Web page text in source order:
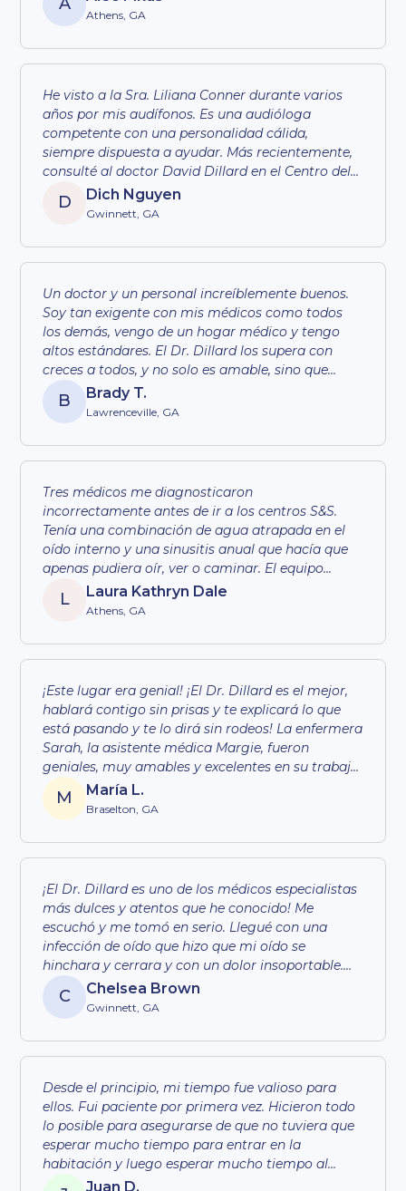
médico del sueño más dulce y compasivo.
Athens, GA
He visto a la Sra. Liliana Conner durante varios
años por mis audífonos. Es una audióloga
competente con una personalidad cálida,
siempre dispuesta a ayudar. Más recientemente,
consulté al doctor David Dillard en el Centro del
Sueño y la Sinusitis por mi otro problema
otorrinolaringológico. La oficina está bien
capacitado y educado. El doctor Dillard es
agradable y amable, muestra preocupación y
empatía. Tiene una gran experiencia en su propio
campo e hizo un gran trabajo. Lo recomiendo
encarecidamente a cualquier persona con
problemas de oído, nariz y garganta.
D Dich Nguyen
Gwinnett, GA
Un doctor y un personal increíblemente buenos.
Soy tan exigente con mis médicos como todos
los demás, vengo de un hogar médico y tengo
altos estándares. El Dr. Dillard los supera con
creces a todos, y no solo es amable, sino que
probablemente sea un genio en sí mismo. Lo
aprecio de verdad. Oh, cada persona de su
personal ha sido muy amable. Incluso
conversando amablemente mientras esperas.
Muy profesional y amable. Apreciado.
B Brady T.
Lawrenceville, GA
Tres médicos me diagnosticaron
incorrectamente antes de ir a los centros S&S.
Tenía una combinación de agua atrapada en el
oído interno y una sinusitis anual que hacía que
apenas pudiera oír, ver o caminar. El equipo
escuchó de inmediato mis problemas, me
diagnosticó adecuadamente y me ayudó a
raíz del problema (mis alergias). Si bien ha sido
todo un camino hacia la recuperación, estoy más
que agradecido al personal y al Dr. Dillard por
garantizar que me recuperé por completo. Si está
buscando personas que lo escuchen y lo apoyen
en cada paso del proceso, este es el equipo que
desea.
L Laura Kathryn Dale
Athens, GA
¡Este lugar era genial! ¡El Dr. Dillard es el mejor,
hablará contigo sin prisas y te explicará lo que
está pasando y te lo dirá sin rodeos! La enfermera
Sarah, la asistente médica Margie, fueron
geniales, muy amables y excelentes en su trabajo,
incluido el Dr. Dillard. Mi esposo acaba de ser
operado, esta es su cuarta cirugía sinusal, pero la
segunda vez en este centro. Agradezco a todo el
personal, muy amable y amable, ¡y hacen su
trabajo de maravilla! Recomiendo al Dr. David
Dillard y todo el personal.
M María L.
Braselton, GA
¡El Dr. Dillard es uno de los médicos especialistas
más dulces y atentos que he conocido! Me
escuchó y me tomó en serio. Llegué con una
infección de oído que hizo que mi oído se
hinchara y cerrara y con un dolor insoportable.
Tenía 3 abscesos en el oído y el Dr. Dillard me
hizo una cirugía ambulatoria el mismo día.
Agradecí su rapidez y su afán por ayudarme. Su
personal fue increíblemente amable y gentil.
Todos fueron muy amables conmigo cuando
llegué a mis citas de seguimiento. Se nota que
todo el personal realmente se preocupa por sus
pacientes. Enviaría a cualquiera a ver al Dr.
Dillard y planearía recomendarle a mi pareja y a
mi padre. Si necesita un otorrinolaringólogo en el
norte de Georgia, el Dr. Dillard es su indicado.
C Chelsea Brown
Gwinnett, GA
Desde el principio, mi tiempo fue valioso para
ellos. Fui paciente por primera vez. Hicieron todo
lo posible para asegurarse de que no tuviera que
esperar mucho tiempo para entrar en la
habitación y luego esperar mucho tiempo al
médico. El personal fue amable y se esforzó por
Juan D.